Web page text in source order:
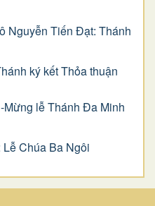
Nguyễn Tiến Đạt: Thánh
ký kết Thỏa thuận
Mừng lễ Thánh Đa Minh
Chúa Ba Ngôi